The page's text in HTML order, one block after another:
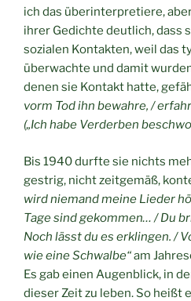
ich das überinterpretiere,
ihrer Gedichte deutlich, dass
sozialen Kontakten, weil das
überwachte und damit
denen sie Kontakt hatte,
vorm Tod ihn bewahre, /
(„Ich habe Verderben
Bis 1940 durfte sie nichts
gestrig, nicht zeitgemäß,
wird niemand meine Lieder
Tage sind gekommen… / Du
Noch lässt du es erklingen. /
wie eine Schwalbe“am
Es gab einen Augenblick, in
dieser Zeit zu leben. So heißt